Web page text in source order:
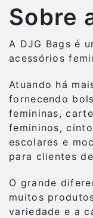
Sobre
A DJG Bags é
acessórios
Atuando há
fornecendo
femininas,
femininos,
escolares e
para clientes
O grande
muitos
variedade e a